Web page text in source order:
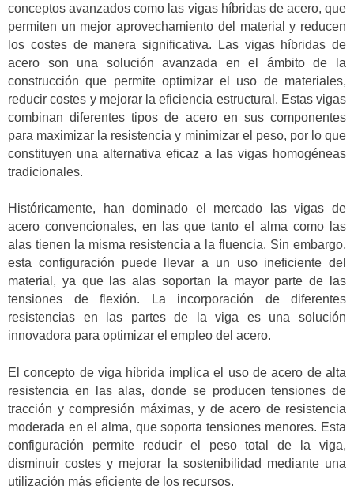
conceptos avanzados como las vigas híbridas de acero, que
permiten un mejor aprovechamiento del material y reducen
los costes de manera significativa. Las vigas híbridas de
acero son una solución avanzada en el ámbito de la
construcción que permite optimizar el uso de materiales,
reducir costes y mejorar la eficiencia estructural. Estas vigas
combinan diferentes tipos de acero en sus componentes
para maximizar la resistencia y minimizar el peso, por lo que
constituyen una alternativa eficaz a las vigas homogéneas
tradicionales.
Históricamente, han dominado el mercado las vigas de
acero convencionales, en las que tanto el alma como las
alas tienen la misma resistencia a la fluencia. Sin embargo,
esta configuración puede llevar a un uso ineficiente del
material, ya que las alas soportan la mayor parte de las
tensiones de flexión. La incorporación de diferentes
resistencias en las partes de la viga es una solución
innovadora para optimizar el empleo del acero.
El concepto de viga híbrida implica el uso de acero de alta
resistencia en las alas, donde se producen tensiones de
tracción y compresión máximas, y de acero de resistencia
moderada en el alma, que soporta tensiones menores. Esta
configuración permite reducir el peso total de la viga,
disminuir costes y mejorar la sostenibilidad mediante una
utilización más eficiente de los recursos.